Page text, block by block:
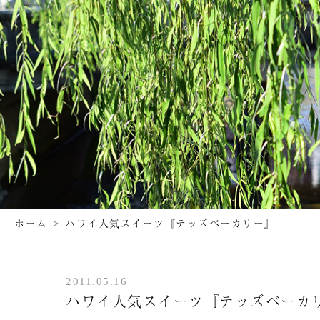
ホーム > ハワイ人気スイーツ『テッズベーカリー』
2011.05.16
ハワイ人気スイーツ『テッズベーカ